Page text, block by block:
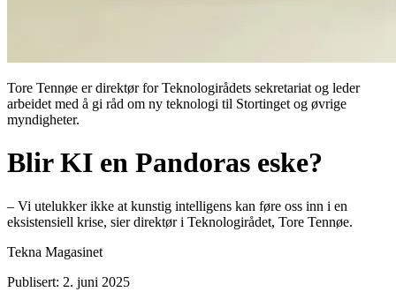
Tore Tennøe er direktør for Teknologirådets sekretariat og leder
arbeidet med å gi råd om ny teknologi til Stortinget og øvrige
myndigheter.
Blir KI en Pandoras eske?
– Vi utelukker ikke at kunstig intelligens kan føre oss inn i en
eksistensiell krise, sier direktør i Teknologirådet, Tore Tennøe.
Tekna Magasinet
Publisert: 2. juni 2025